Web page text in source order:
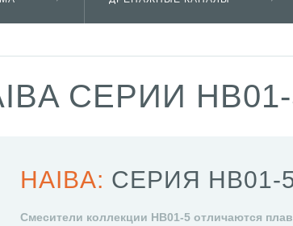
СЕРИИ
HAIBA: СЕРИЯ HB01-
Смесители коллекции HB01-5 отличаются